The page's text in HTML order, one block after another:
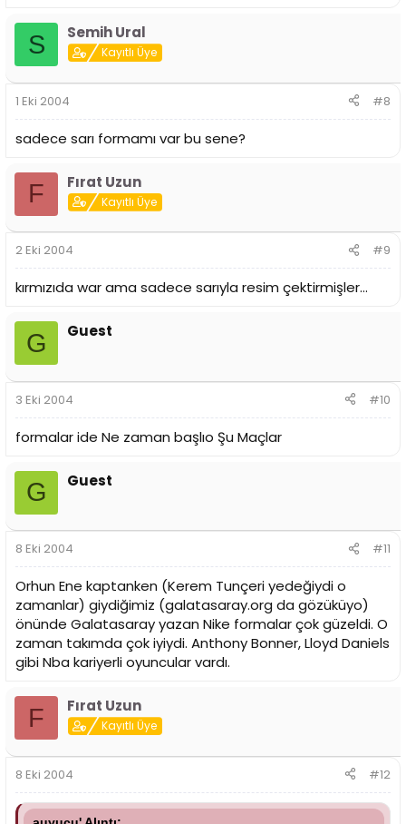
S Semih Ural
Kayıtlı Üye
1 Eki 2004 #8
sadece sarı formamı var bu sene?
F Fırat Uzun
Kayıtlı Üye
2 Eki 2004 #9
kırmızıda war ama sadece sarıyla resim çektirmişler...
G Guest
3 Eki 2004 #10
formalar ide Ne zaman başlıo Şu Maçlar
G Guest
8 Eki 2004 #11
Orhun Ene kaptanken (Kerem Tunçeri yedeğiydi o
zamanlar) giydiğimiz (galatasaray.org da gözüküyo)
önünde Galatasaray yazan Nike formalar çok güzeldi. O
zaman takımda çok iyiydi. Anthony Bonner, Lloyd Daniels
gibi Nba kariyerli oyuncular vardı.
F Fırat Uzun
Kayıtlı Üye
8 Eki 2004 #12